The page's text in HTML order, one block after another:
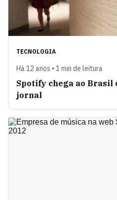
TECNOLOGIA
Há 12 anos • 1 min de leitura
Spotify chega ao Brasil
jornal